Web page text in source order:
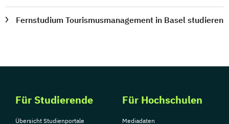
Fernstudium Tourismusmanagement in Basel studieren
Für Studierende
Übersicht Studienportale
Für Hochschulen
Mediadaten